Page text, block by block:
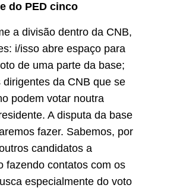
do PED cinco
a divisão dentro da CNB,
i/isso abre espaço para
de uma parte da base;
dirigentes da CNB que se
podem votar noutra
A disputa da base
fazer. Sabemos, por
candidatos a
fazendo contatos com os
especialmente do voto